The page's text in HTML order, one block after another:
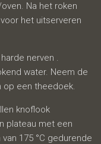
Na het roken
het uitserveren
nerven .
water. Neem de
op een theedoek.
knoflook
plateau met een
175 °C gedurende